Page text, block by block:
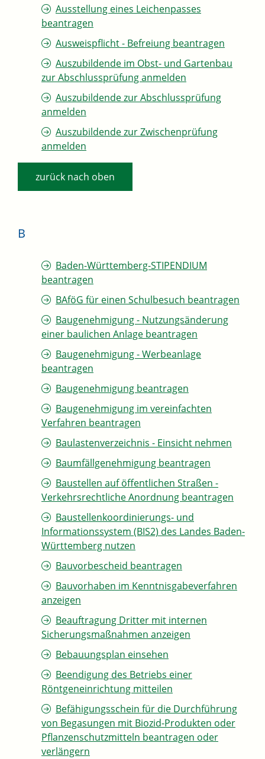
Ausstellung eines Leichenpasses
beantragen
Ausweispflicht - Befreiung beantragen
Auszubildende im Obst- und Gartenbau
zur Abschlussprüfung anmelden
Auszubildende zur Abschlussprüfung
anmelden
Auszubildende zur Zwischenprüfung
anmelden
zurück nach oben
B
Baden-Württemberg-STIPENDIUM
beantragen
BAföG für einen Schulbesuch beantragen
Baugenehmigung - Nutzungsänderung
einer baulichen Anlage beantragen
Baugenehmigung - Werbeanlage
beantragen
Baugenehmigung beantragen
Baugenehmigung im vereinfachten
Verfahren beantragen
Baulastenverzeichnis - Einsicht nehmen
Baumfällgenehmigung beantragen
Baustellen auf öffentlichen Straßen -
Verkehrsrechtliche Anordnung beantragen
Baustellenkoordinierungs- und
Informationssystem (BIS2) des Landes Baden-
Württemberg nutzen
Bauvorbescheid beantragen
Bauvorhaben im Kenntnisgabeverfahren
anzeigen
Beauftragung Dritter mit internen
Sicherungsmaßnahmen anzeigen
Bebauungsplan einsehen
Beendigung des Betriebs einer
Röntgeneinrichtung mitteilen
Befähigungsschein für die Durchführung
von Begasungen mit Biozid-Produkten oder
Pflanzenschutzmitteln beantragen oder
verlängern